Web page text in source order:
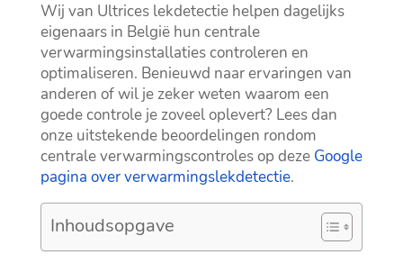
Wij van Ultrices lekdetectie helpen dagelijks
eigenaars in België hun centrale
verwarmingsinstallaties controleren en
optimaliseren.​ Benieuwd naar ervaringen van
anderen of wil je zeker weten waarom een
goede controle je zoveel oplevert? Lees dan
onze uitstekende beoordelingen rondom
centrale verwarmingscontroles op deze Google
pagina over verwarmingslekdetectie.​
Inhoudsopgave